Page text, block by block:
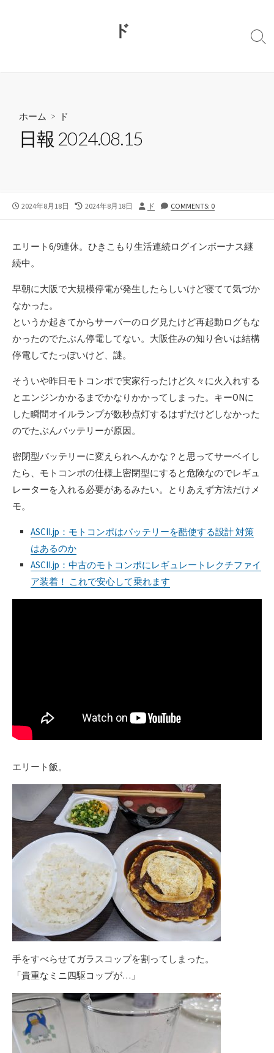
ド
検
ホーム > ド
日報 2024.08.15
公
2024年8月18日
最
日
2024年8月18日
投
ド COMMENTS: 0
エリート6/9連休。ひきこもり生活連続ログインボーナス継
続中。
早朝に大阪で大規模停電が発生したらしいけど寝てて気づか
なかった。
というか起きてからサーバーのログ見たけど再起動ログもな
かったのでたぶん停電してない。大阪住みの知り合いは結構
停電してたっぽいけど、謎。
そういや昨日モトコンポで実家行ったけど久々に火入れする
とエンジンかかるまでかなりかかってしまった。キーONに
した瞬間オイルランプが数秒点灯するはずだけどしなかった
のでたぶんバッテリーが原因。
密閉型バッテリーに変えられへんかな？と思ってサーベイし
たら、モトコンポの仕様上密閉型にすると危険なのでレギュ
レーターを入れる必要があるみたい。とりあえず方法だけメ
モ。
ASCII.jp：モトコンポはバッテリーを酷使する設計 対策
はあるのか
ASCII.jp：中古のモトコンポにレギュレートレクチファイ
ア装着！ これで安心して乗れます
エリート飯。
手をすべらせてガラスコップを割ってしまった。
「貴重なミニ四駆コップが…」